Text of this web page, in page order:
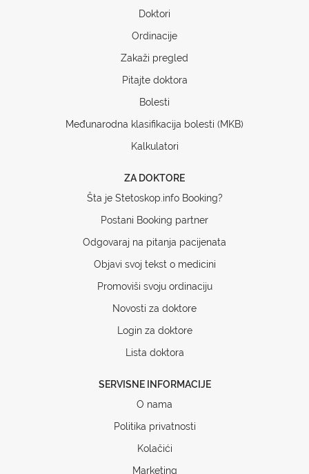
Doktori
Ordinacije
Zakaži pregled
Pitajte doktora
Bolesti
Međunarodna klasifikacija bolesti (MKB)
Kalkulatori
ZA DOKTORE
Šta je Stetoskop.info Booking?
Postani Booking partner
Odgovaraj na pitanja pacijenata
Objavi svoj tekst o medicini
Promoviši svoju ordinaciju
Novosti za doktore
Login za doktore
Lista doktora
SERVISNE INFORMACIJE
O nama
Politika privatnosti
Kolačići
Marketing